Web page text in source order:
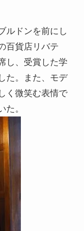
ルドンを前にし
百貨店リバテ
し、受賞した学
た。また、モデ
く微笑む表情で
た。